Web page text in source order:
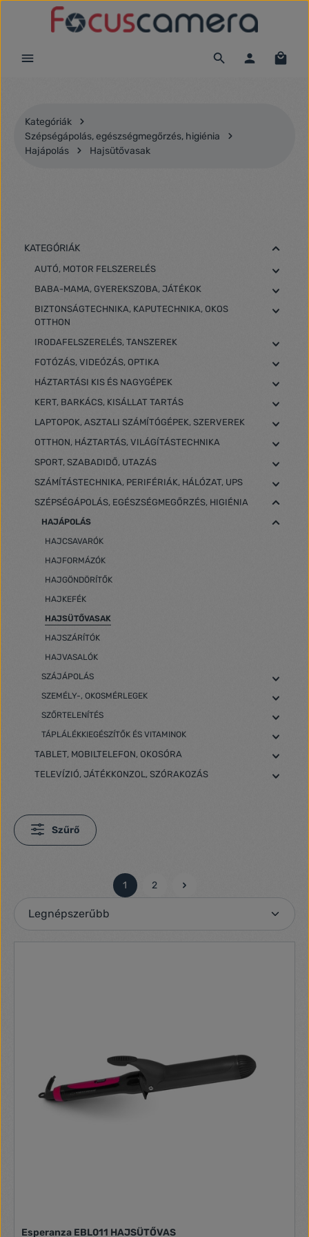
Ugrás a fő tartalomra
Kategóriák
Szépségápolás, egészségmegőrzés, higiénia
Hajápolás
Hajsütővasak
KATEGÓRIÁK
AUTÓ, MOTOR FELSZERELÉS
BABA-MAMA, GYEREKSZOBA, JÁTÉKOK
BIZTONSÁGTECHNIKA, KAPUTECHNIKA, OKOS
OTTHON
IRODAFELSZERELÉS, TANSZEREK
FOTÓZÁS, VIDEÓZÁS, OPTIKA
HÁZTARTÁSI KIS ÉS NAGYGÉPEK
KERT, BARKÁCS, KISÁLLAT TARTÁS
LAPTOPOK, ASZTALI SZÁMÍTÓGÉPEK, SZERVEREK
OTTHON, HÁZTARTÁS, VILÁGÍTÁSTECHNIKA
SPORT, SZABADIDŐ, UTAZÁS
SZÁMÍTÁSTECHNIKA, PERIFÉRIÁK, HÁLÓZAT, UPS
SZÉPSÉGÁPOLÁS, EGÉSZSÉGMEGŐRZÉS, HIGIÉNIA
HAJÁPOLÁS
HAJCSAVARÓK
HAJFORMÁZÓK
HAJGÖNDÖRÍTŐK
HAJKEFÉK
HAJSÜTŐVASAK
HAJSZÁRÍTÓK
HAJVASALÓK
SZÁJÁPOLÁS
SZEMÉLY-, OKOSMÉRLEGEK
SZŐRTELENÍTÉS
TÁPLÁLÉKKIEGÉSZÍTŐK ÉS VITAMINOK
TABLET, MOBILTELEFON, OKOSÓRA
TELEVÍZIÓ, JÁTÉKKONZOL, SZÓRAKOZÁS
Szűrő
Oldal
1
Oldal
2
Esperanza EBL011 HAJSÜTŐVAS